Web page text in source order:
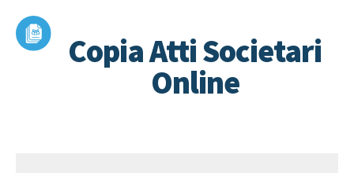
Copia Atti Societari
Online